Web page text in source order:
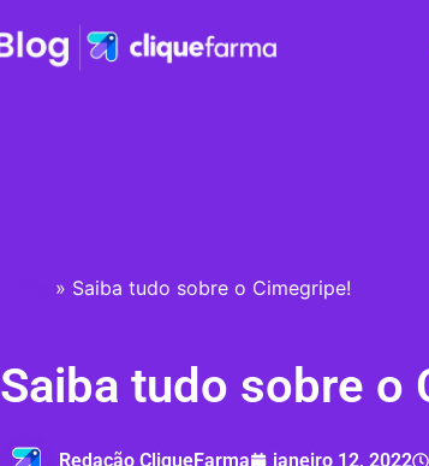
» Saiba tudo sobre o Cimegripe!
Saiba tudo sobre o
Redação CliqueFarma janeiro 12, 2022